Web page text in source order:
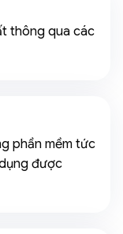
thông qua các
phần mềm tức
được